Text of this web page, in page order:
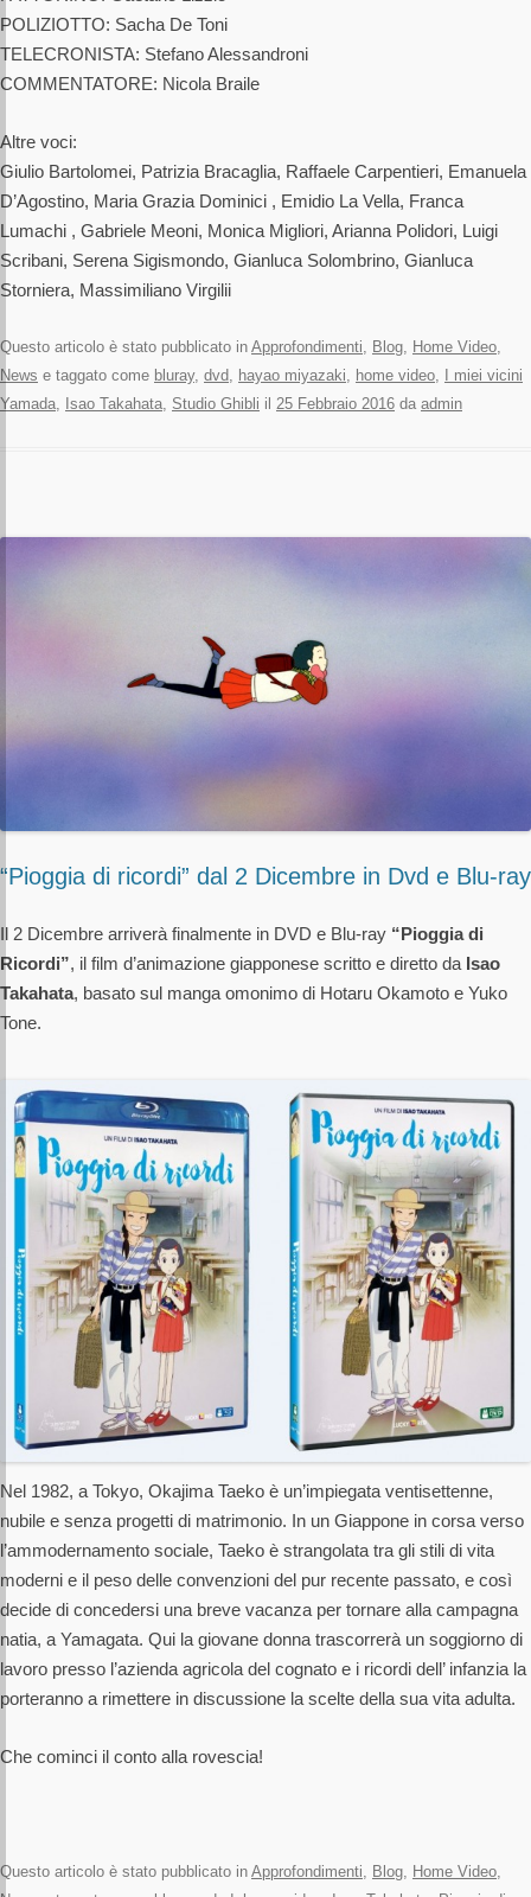
POLIZIOTTO: Sacha De Toni
TELECRONISTA: Stefano Alessandroni
COMMENTATORE: Nicola Braile
Altre voci:
Giulio Bartolomei, Patrizia Bracaglia, Raffaele Carpentieri, Emanuela
D’Agostino, Maria Grazia Dominici , Emidio La Vella, Franca
Lumachi , Gabriele Meoni, Monica Migliori, Arianna Polidori, Luigi
Scribani, Serena Sigismondo, Gianluca Solombrino, Gianluca
Storniera, Massimiliano Virgilii
Questo articolo è stato pubblicato in Approfondimenti, Blog, Home Video,
News e taggato come bluray, dvd, hayao miyazaki, home video,
I miei vicini
Yamada, Isao Takahata, Studio Ghibli il 25 Febbraio 2016 da admin
“Pioggia di ricordi” dal 2 Dicembre in Dvd e Blu-ray
Il 2 Dicembre arriverà finalmente in DVD e Blu-ray “Pioggia di
Ricordi”, il film d’animazione giapponese scritto e diretto da Isao
Takahata, basato sul manga omonimo di Hotaru Okamoto e Yuko
Tone.
Nel 1982, a Tokyo, Okajima Taeko è un’impiegata ventisettenne,
nubile e senza progetti di matrimonio. In un Giappone in corsa verso
l’ammodernamento sociale, Taeko è strangolata tra gli stili di vita
moderni e il peso delle convenzioni del pur recente passato, e così
decide di concedersi una breve vacanza per tornare alla campagna
natia, a Yamagata. Qui la giovane donna trascorrerà un soggiorno di
lavoro presso l’azienda agricola del cognato e i ricordi dell’ infanzia la
porteranno a rimettere in discussione la scelte della sua vita adulta.
Che cominci il conto alla rovescia!
Questo articolo è stato pubblicato in Approfondimenti Blog Home Video